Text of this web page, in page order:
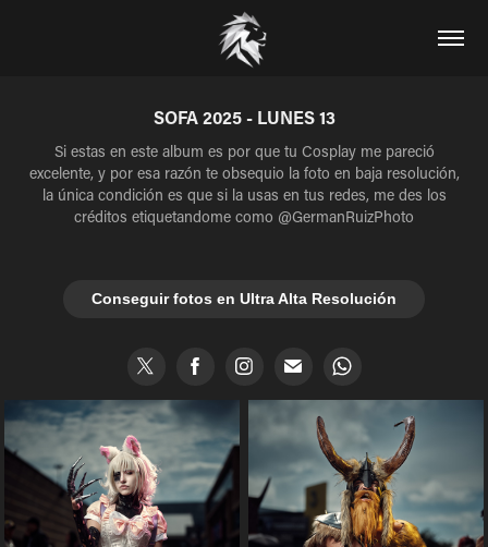
SOFA 2025 - LUNES 13
Si estas en este album es por que tu Cosplay me pareció
excelente, y por esa razón te obsequio la foto en baja resolución,
la única condición es que si la usas en tus redes, me des los
Conseguir fotos en Ultra Alta Resolución